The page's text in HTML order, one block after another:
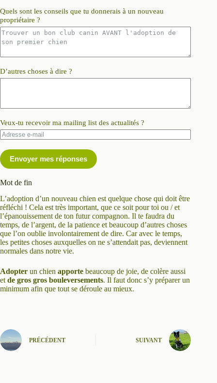
Quels sont les conseils que tu donnerais à un nouveau
propriétaire ?
D’autres choses à dire ?
Veux-tu recevoir ma mailing list des actualités ?
Envoyer mes réponses
Mot de fin
L’adoption d’un nouveau chien est quelque chose qui doit être
réfléchi ! Cela est très important, que ce soit pour toi ou / et
l’épanouissement de ton futur compagnon. Il te faudra du
temps, de l’argent, de la patience et beaucoup d’autres choses
que l’on oublie involontairement de dire. Car avec le temps,
les petites choses auxquelles on ne s’attendait pas, deviennent
normales dans notre vie.
Adopter un chien apporte beaucoup de joie, de colère aussi
et de gros gros bouleversements. Il faut donc s’y préparer un
minimum afin que tout se déroule au mieux.
PRÉCÉDENT SUIVANT